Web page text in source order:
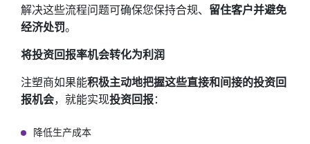
解决这些流程问题可确保您保持合规、 留住客户并避免
经济处罚。
将投资回报率机会转化为利润
注塑商如果能积极主动地把握这些直接和间接的投资回
报机会，就能实现投资回报：
降低生产成本